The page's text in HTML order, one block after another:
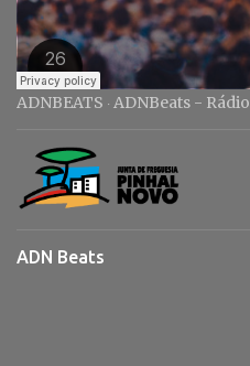
ADNBEATS · ADNBeats - Rádio
ADN Beats